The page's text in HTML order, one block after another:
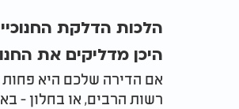
הלכות הדלקת
היכן מדליקים את
רשות הרבים, או בחלון -